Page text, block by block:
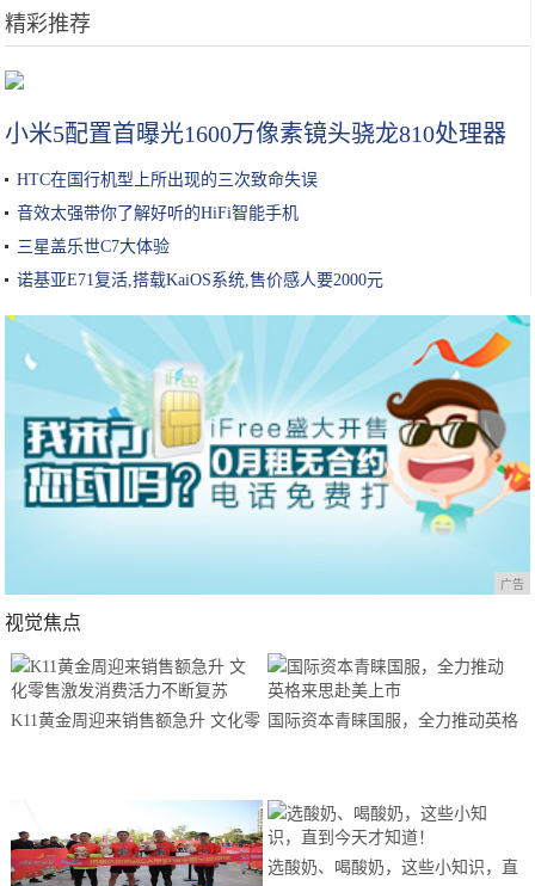
精彩推荐
小米5配置首曝光1600万像素镜头骁龙810处理器
HTC在国行机型上所出现的三次致命失误
音效太强带你了解好听的HiFi智能手机
三星盖乐世C7大体验
诺基亚E71复活,搭载KaiOS系统,售价感人要2000元
广告
视觉焦点
K11黄金周迎来销售额急升 文化零
国际资本青睐国服，全力推动英格
选酸奶、喝酸奶，这些小知识，直